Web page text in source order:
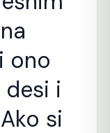
ono
i
si